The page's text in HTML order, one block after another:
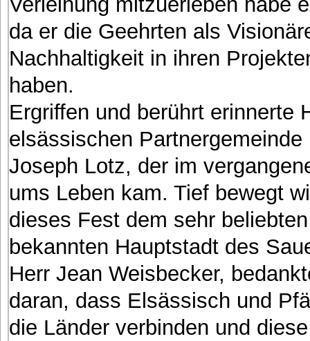
da er die Geehrten als
Nachhaltigkeit in ihren
haben.
Ergriffen und berührt erinnerte
elsässischen
Joseph Lotz, der im
ums Leben kam. Tief bewegt
dieses Fest dem sehr
bekannten Hauptstadt des
Herr Jean Weisbecker,
daran, dass Elsässisch und
die Länder verbinden und